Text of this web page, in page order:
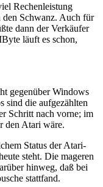
Rechenleistung
Schwanz. Auch für
dann der Verkäufer
läuft es schon,
gegenüber Windows
sind die aufgezählten
Schritt nach vorne; im
den Atari wäre.
Status der Atari-
steht. Die mageren
hinweg, daß bei
stattfand.